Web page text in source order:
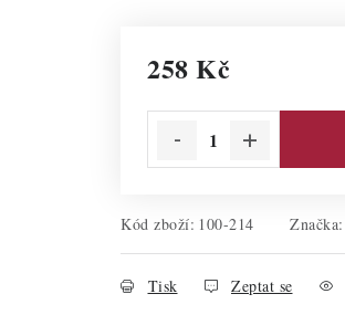
258 Kč
Kód zboží: 100-214 Značka:
Tisk Zeptat se